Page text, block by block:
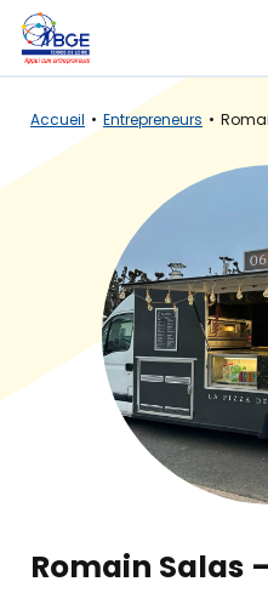
Accueil Entrepreneurs
Romain Salas
Panneau de gestion des cookies